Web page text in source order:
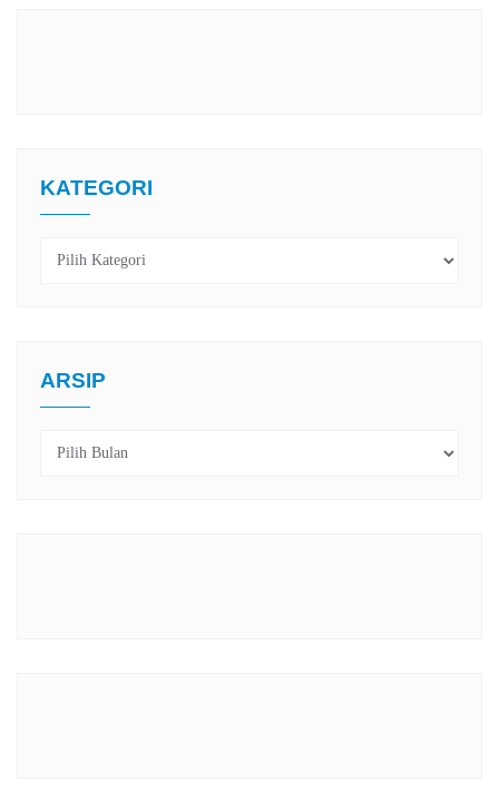
KATEGORI
Kategori
ARSIP
Arsip